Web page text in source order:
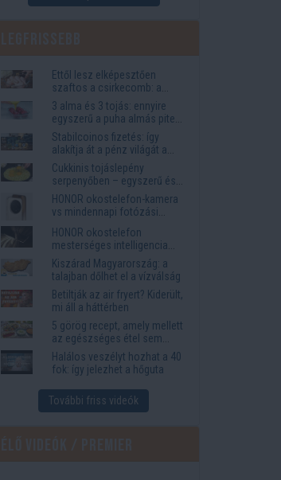
Ettől lesz elképesztően
szaftos a csirkecomb: a
sörös pác a titok
3 alma és 3 tojás: ennyire
egyszerű a puha almás pite
titka
Stabilcoinos fizetés: így
alakítja át a pénz világát a
Visa, a Mastercard és a
Western Union
Cukkinis tojáslepény
serpenyőben – egyszerű és
laktató vacsora
HONOR okostelefon-kamera
vs mindennapi fotózási
igények
HONOR okostelefon
mesterséges intelligencia
funkciók, amelyek
megkönnyítik az életet
Kiszárad Magyarország: a
talajban dőlhet el a vízválság
Betiltják az air fryert? Kiderült,
mi áll a háttérben
5 görög recept, amely mellett
az egészséges étel sem
tűnik lemondásnak
Halálos veszélyt hozhat a 40
fok: így jelezhet a hőguta
További friss videók